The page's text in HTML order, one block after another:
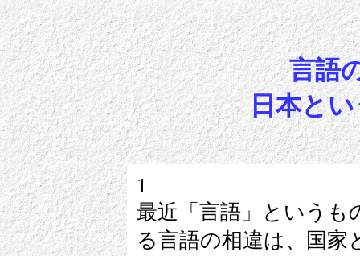
言語
日本と
1
最近「言語」というも
る言語の相違は、国